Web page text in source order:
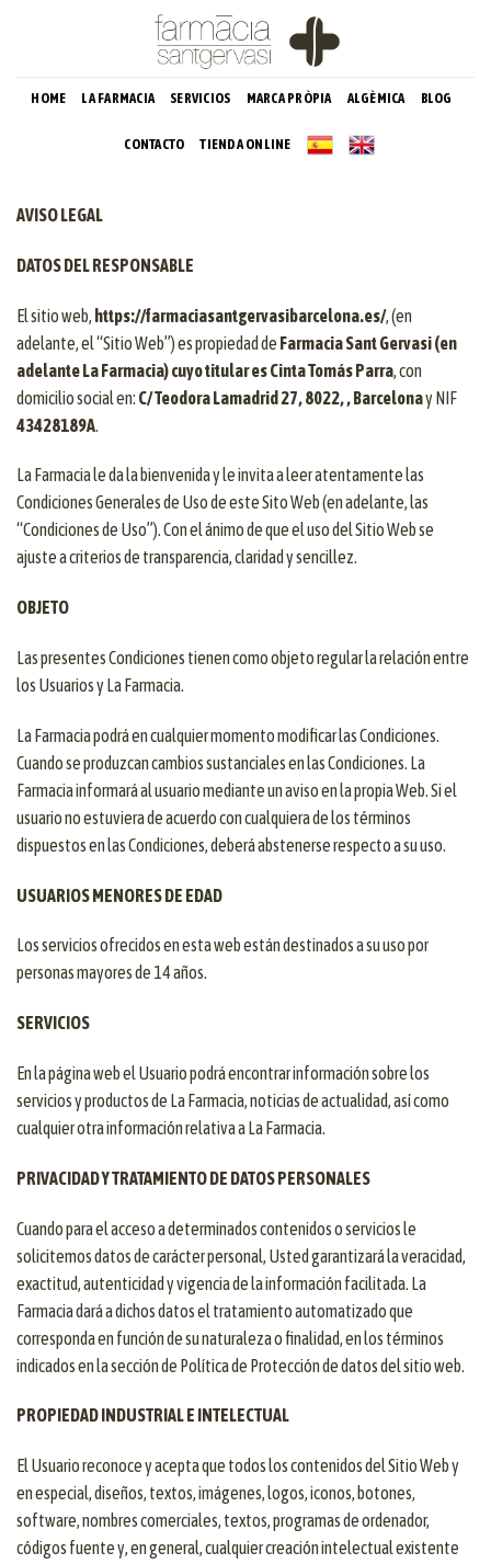
HOME LA FARMACIA SERVICIOS MARCA PRÒPIA ALGÈMICA BLOG
CONTACTO TIENDA ONLINE
AVISO LEGAL
DATOS DEL RESPONSABLE
El sitio web, https://farmaciasantgervasibarcelona.es/, (en
adelante, el “Sitio Web”) es propiedad de Farmacia Sant Gervasi (en
adelante La Farmacia) cuyo titular es Cinta Tomás Parra , con
domicilio social en: C/ Teodora Lamadrid 27, 8022, , Barcelonay NIF
43428189A
La Farmacia le da la bienvenida y le invita a leer atentamente las
Condiciones Generales de Uso de este Sito Web (en adelante, las
“Condiciones de Uso”). Con el ánimo de que el uso del Sitio Web se
ajuste a criterios de transparencia, claridad y sencillez.
OBJETO
Las presentes Condiciones tienen como objeto regular la relación entre
los Usuarios y La Farmacia.
La Farmacia podrá en cualquier momento modificar las Condiciones.
Cuando se produzcan cambios sustanciales en las Condiciones. La
Farmacia informará al usuario mediante un aviso en la propia Web. Si el
usuario no estuviera de acuerdo con cualquiera de los términos
dispuestos en las Condiciones, deberá abstenerse respecto a su uso.
USUARIOS MENORES DE EDAD
Los servicios ofrecidos en esta web están destinados a su uso por
personas mayores de 14 años.
SERVICIOS
En la página web el Usuario podrá encontrar información sobre los
servicios y productos de La Farmacia, noticias de actualidad, así como
cualquier otra información relativa a La Farmacia.
PRIVACIDAD Y TRATAMIENTO DE DATOS PERSONALES
Cuando para el acceso a determinados contenidos o servicios le
solicitemos datos de carácter personal, Usted garantizará la veracidad,
exactitud, autenticidad y vigencia de la información facilitada. La
Farmacia dará a dichos datos el tratamiento automatizado que
corresponda en función de su naturaleza o finalidad, en los términos
indicados en la sección de Política de Protección de datos del sitio web.
PROPIEDAD INDUSTRIAL E INTELECTUAL
El Usuario reconoce y acepta que todos los contenidos del Sitio Web y
en especial, diseños, textos, imágenes, logos, iconos, botones,
software, nombres comerciales, textos, programas de ordenador,
códigos fuente y, en general, cualquier creación intelectual existente